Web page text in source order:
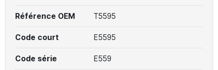
Référence OEM T5595
Code court E5595
Code série E559